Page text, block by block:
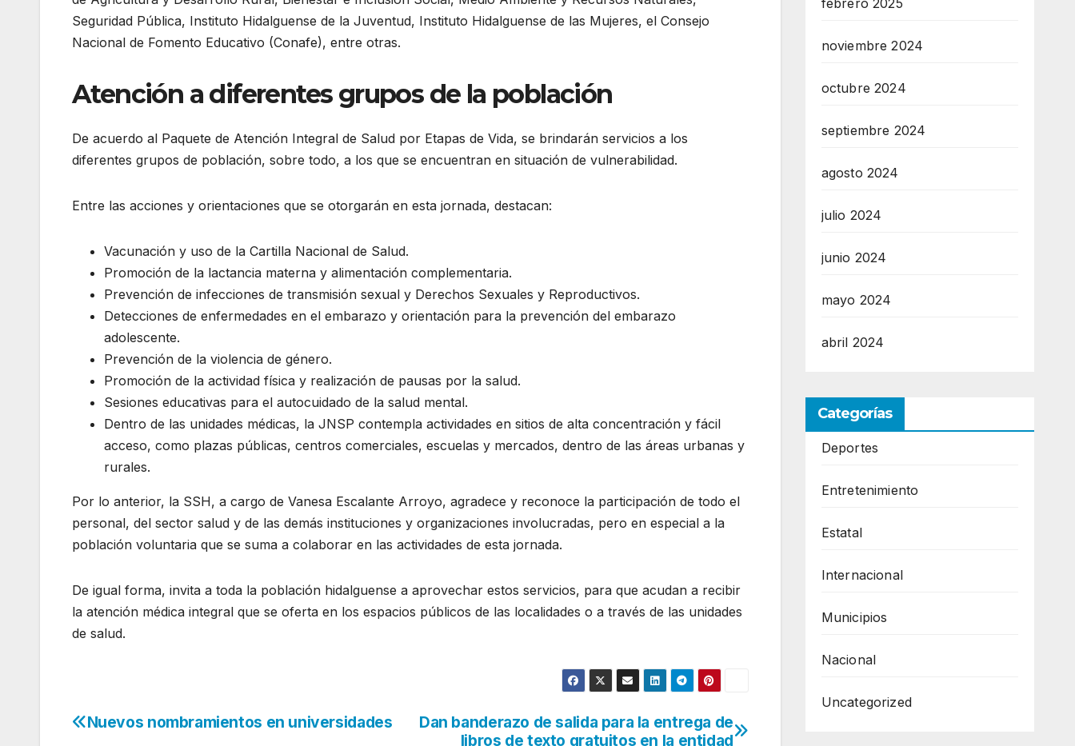
Seguridad Pública, Instituto Hidalguense de la Juventud, Instituto Hidalguense de las Mujeres, el Consejo
Nacional de Fomento Educativo (Conafe), entre otras.
Atención a diferentes grupos de la población
De acuerdo al Paquete de Atención Integral de Salud por Etapas de Vida, se brindarán servicios a los
diferentes grupos de población, sobre todo, a los que se encuentran en situación de vulnerabilidad.
Entre las acciones y orientaciones que se otorgarán en esta jornada, destacan:
Vacunación y uso de la Cartilla Nacional de Salud.
Promoción de la lactancia materna y alimentación complementaria.
Prevención de infecciones de transmisión sexual y Derechos Sexuales y Reproductivos.
Detecciones de enfermedades en el embarazo y orientación para la prevención del embarazo
adolescente.
Prevención de la violencia de género.
Promoción de la actividad física y realización de pausas por la salud.
Sesiones educativas para el autocuidado de la salud mental.
Dentro de las unidades médicas, la JNSP contempla actividades en sitios de alta concentración y fácil
acceso, como plazas públicas, centros comerciales, escuelas y mercados, dentro de las áreas urbanas y
rurales.
Por lo anterior, la SSH, a cargo de Vanesa Escalante Arroyo, agradece y reconoce la participación de todo el
personal, del sector salud y de las demás instituciones y organizaciones involucradas, pero en especial a la
población voluntaria que se suma a colaborar en las actividades de esta jornada.
De igual forma, invita a toda la población hidalguense a aprovechar estos servicios, para que acudan a recibir
la atención médica integral que se oferta en los espacios públicos de las localidades o a través de las unidades
de salud.
Navegación
Dan banderazo de salida para la entrega de
libros de texto gratuitos en la entidad
Nuevos nombramientos en universidades
febrero 2025
noviembre 2024
octubre 2024
septiembre 2024
agosto 2024
julio 2024
junio 2024
mayo 2024
abril 2024
Categorías
Deportes
Entretenimiento
Estatal
Internacional
Municipios
Nacional
Uncategorized